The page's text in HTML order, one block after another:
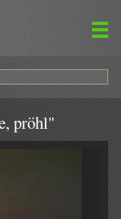
pröhl"